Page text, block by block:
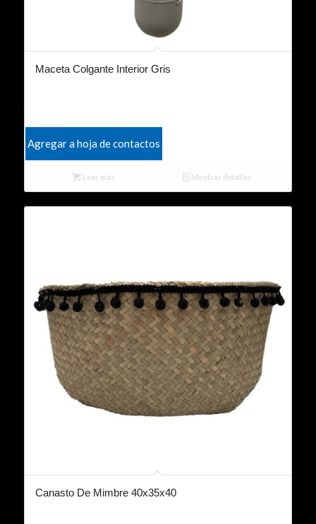
Maceta Colgante Interior Gris
Agregar a hoja de contactos
Leer más Mostrar detalles
Canasto De Mimbre 40x35x40